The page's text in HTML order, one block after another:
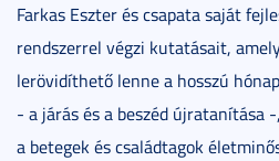
Farkas Eszter és csapata saját
rendszerrel végzi kutatásait,
lerövidíthető lenne a hosszú
- a járás és a beszéd újratanítása
a betegek és családtagok